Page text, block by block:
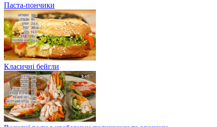
Паста-пончики
Класичні бейгли